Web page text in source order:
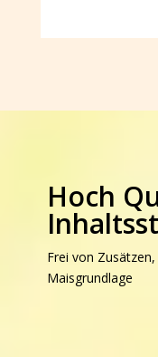
Hoch
Frei von
Maisgrundlage